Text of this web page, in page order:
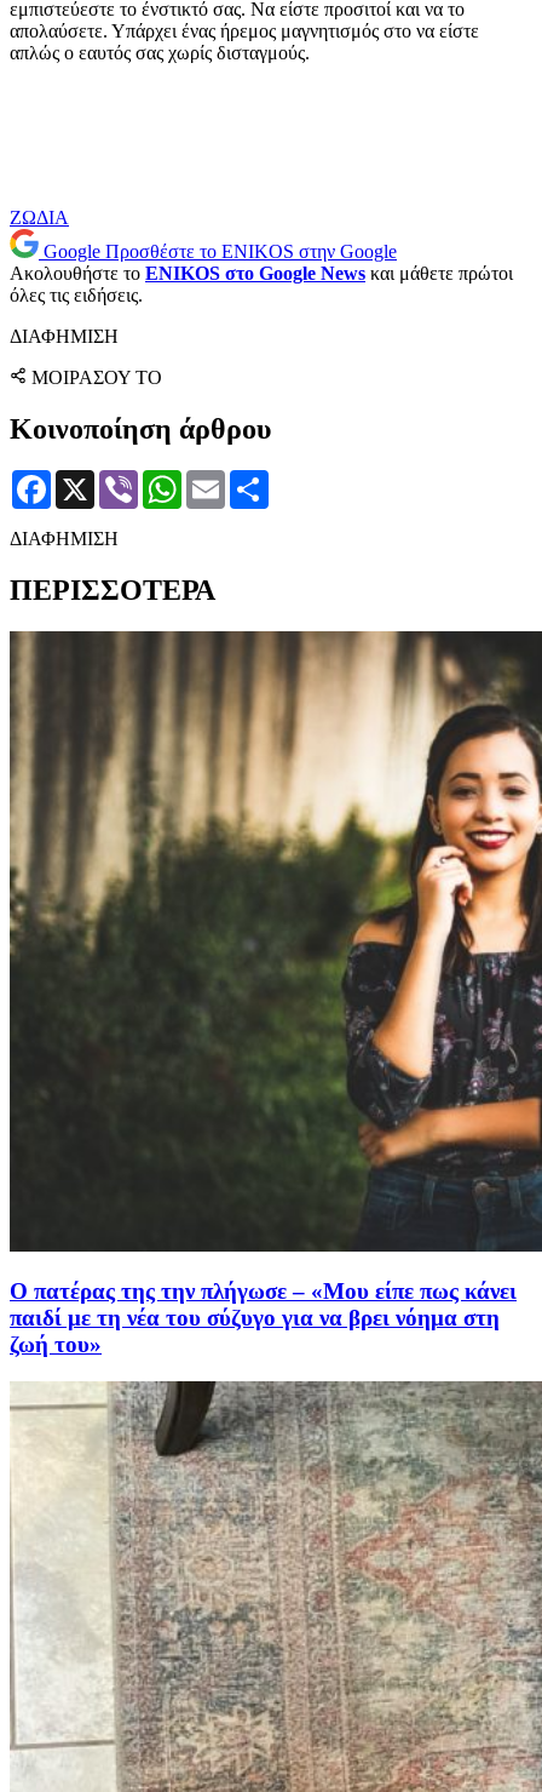
εμπιστεύεστε το ένστικτό σας. Να είστε προσιτοί και να το
απολαύσετε. Υπάρχει ένας ήρεμος μαγνητισμός στο να είστε
απλώς ο εαυτός σας χωρίς δισταγμούς.
ΖΩΔΙΑ
Google Προσθέστε το ENIKOS στην Google
Ακολουθήστε το ENIKOS στο Google News και μάθετε πρώτοι
όλες τις ειδήσεις.
ΔΙΑΦΗΜΙΣΗ
ΜΟΙΡΑΣΟΥ ΤΟ
Κοινοποίηση άρθρου
Facebook
X Viber WhatsApp
Email
ΔΙΑΦΗΜΙΣΗ
ΠΕΡΙΣΣΟΤΕΡΑ
Ο πατέρας της την πλήγωσε – «Μου είπε πως κάνει
παιδί με τη νέα του σύζυγο για να βρει νόημα στη
ζωή του»